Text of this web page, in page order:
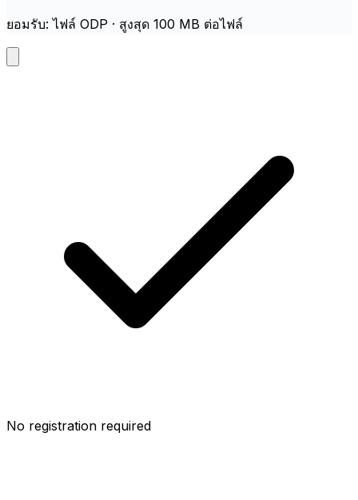
ยอมรับ: ไฟล์ ODP · สูงสุด 100 MB ต่อไฟล์
No registration required